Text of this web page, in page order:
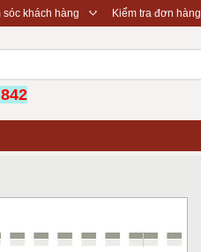
◇
sóc khách hàng Kiểm tra đơn hàng